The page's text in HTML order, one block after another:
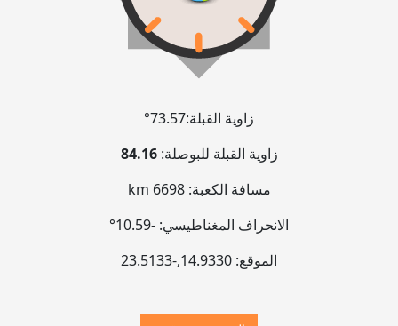
زاوية القبلة:73.57°
زاوية القبلة للبوصلة:84.16
مسافة الكعبة:6698 km
الانحراف المغناطيسي: -10.59°
الموقع: 14.9330
,
-23.5133